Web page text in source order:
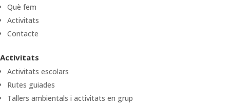
Què fem
Activitats
Contacte
Activitats
Activitats escolars
Rutes guiades
Tallers ambientals i activitats en grup